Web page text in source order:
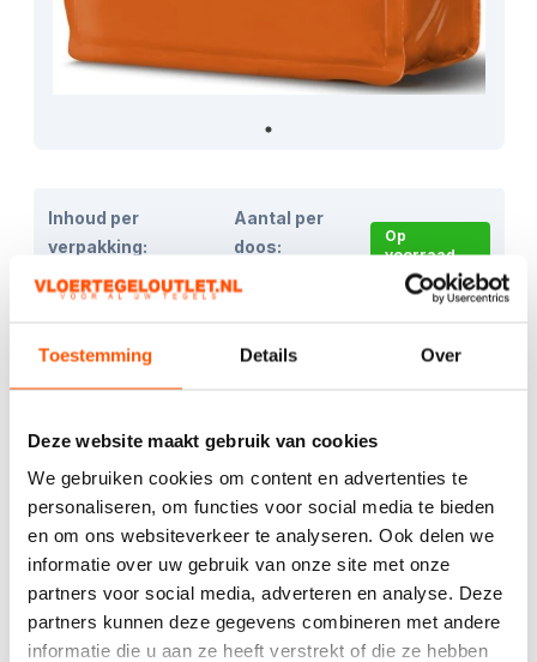
Toestemming Details Over
Deze website maakt gebruik van cookies
We gebruiken cookies om content en advertenties te
personaliseren, om functies voor social media te bieden
en om ons websiteverkeer te analyseren. Ook delen we
informatie over uw gebruik van onze site met onze
partners voor social media, adverteren en analyse. Deze
partners kunnen deze gegevens combineren met andere
informatie die u aan ze heeft verstrekt of die ze hebben
Inhoud per
verpakking:
1m
Aantal per
doos:
1
Op
voorraad
Product informatie
Productbeschrijving
Voegmiddel Zilvergrijs
Kies het aantal:
Gebruik de handige
berekentool: